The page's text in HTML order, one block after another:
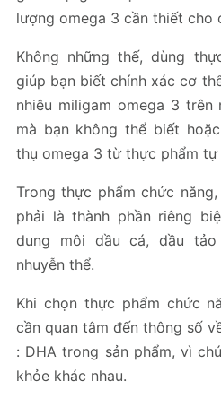
lượng omega 3 cần thiết cho
Không những thế, dùng
giúp bạn biết chính xác cơ
nhiêu miligam omega 3
mà bạn không thể biết
thụ omega 3 từ thực phẩm tự
Trong thực phẩm chức
phải là thành phần riêng
dung môi dầu cá, dầu
nhuyễn thể.
Khi chọn thực phẩm chức
cần quan tâm đến thông số
: DHA trong sản phẩm, vì
khỏe khác nhau.